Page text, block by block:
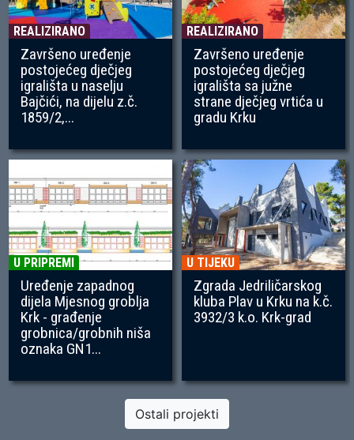
REALIZIRANO
Završeno uređenje
postojećeg dječjeg
igrališta u naselju
Bajčići, na dijelu z.č.
1859/2,...
REALIZIRANO
Završeno uređenje
postojećeg dječjeg
igrališta sa južne
strane dječjeg vrtića u
gradu Krku
U PRIPREMI
Uređenje zapadnog
dijela Mjesnog groblja
Krk - građenje
grobnica/grobnih niša
oznaka GN1...
U TIJEKU
Zgrada Jedriličarskog
kluba Plav u Krku na k.č.
3932/3 k.o. Krk-grad
Ostali projekti